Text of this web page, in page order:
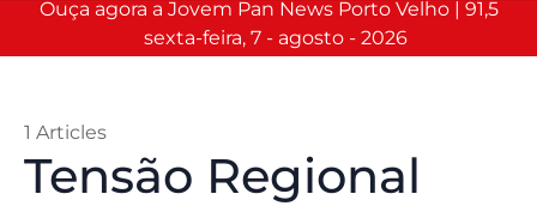
Ouça agora a Jovem Pan News Porto Velho | 91,5
sexta-feira, 7 - agosto - 2026
Tensão Regional
1 Articles